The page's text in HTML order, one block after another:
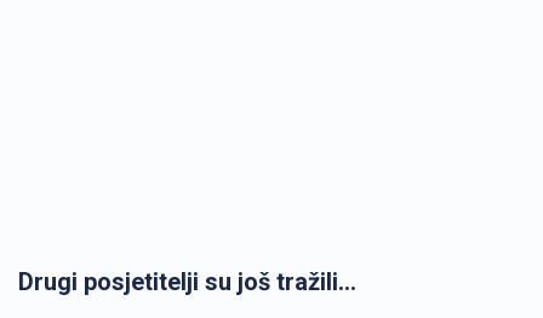
Drugi posjetitelji su još tražili...